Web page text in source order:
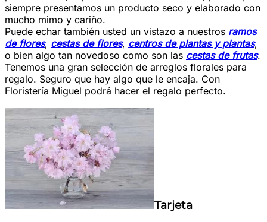
siempre presentamos un producto seco y elaborado con
mucho mimo y cariño.
Puede echar también usted un vistazo a nuestros ramos
de flores, cestas de flores, centros de plantas y plantas,
o bien algo tan novedoso como son las cestas de frutas.
Tenemos una gran selección de arreglos florales para
regalo. Seguro que hay algo que le encaja. Con
Floristería Miguel podrá hacer el regalo perfecto.
Tarjeta